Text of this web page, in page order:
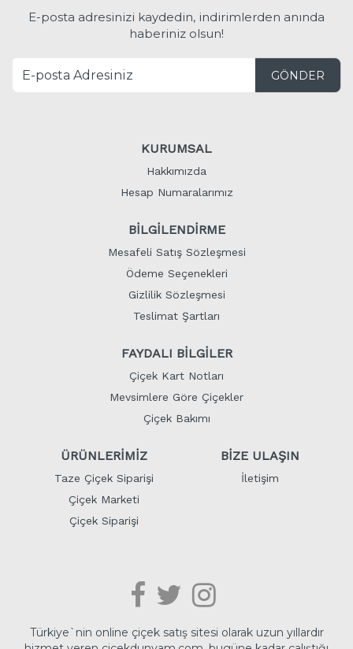
E-posta adresinizi kaydedin, indirimlerden anında
haberiniz olsun!
GÖNDER
KURUMSAL
Hakkımızda
Hesap Numaralarımız
BİLGİLENDİRME
Mesafeli Satış Sözleşmesi
Ödeme Seçenekleri
Gizlilik Sözleşmesi
Teslimat Şartları
FAYDALI BİLGİLER
Çiçek Kart Notları
Mevsimlere Göre Çiçekler
Çiçek Bakımı
ÜRÜNLERİMİZ
Taze Çiçek Siparişi
Çiçek Marketi
Çiçek Siparişi
BİZE ULAŞIN
İletişim
Türkiye`nin online çiçek satış sitesi olarak uzun yıllardır